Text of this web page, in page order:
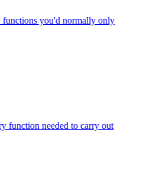
you'd normally only
needed to carry out